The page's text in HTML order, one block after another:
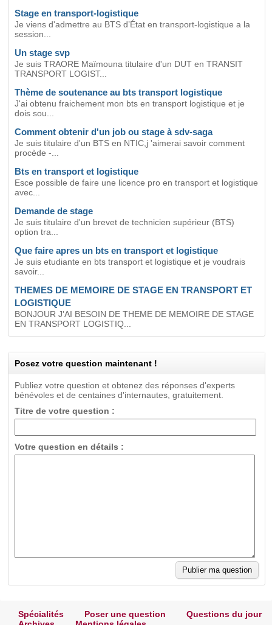
Stage en transport-logistique
Je viens d'admettre au BTS d’État en transport-logistique a la
session...
Un stage svp
Je suis TRAORE Maïmouna titulaire d'un DUT en TRANSIT
TRANSPORT LOGIST...
Thème de soutenance au bts transport logistique
J'ai obtenu fraichement mon bts en transport logistique et je
dois sou...
Comment obtenir d'un job ou stage à sdv-saga
Je suis titulaire d'un BTS en NTIC,j 'aimerai savoir comment
procède -...
Bts en transport et logistique
Esce possible de faire une licence pro en transport et logistique
avec...
Demande de stage
Je suis titulaire d'un brevet de technicien supérieur (BTS)
option tra...
Que faire apres un bts en transport et logistique
Je suis etudiante en bts transport et logistique et je voudrais
savoir...
THEMES DE MEMOIRE DE STAGE EN TRANSPORT ET
LOGISTIQUE
BONJOUR J'AI BESOIN DE THEME DE MEMOIRE DE STAGE
EN TRANSPORT LOGISTIQ...
Posez votre question maintenant !
Publiez votre question et obtenez des réponses d'experts
bénévoles et de centaines d'internautes, gratuitement.
Titre de votre question :
Votre question en détails :
Spécialités Poser une question
Questions du jour